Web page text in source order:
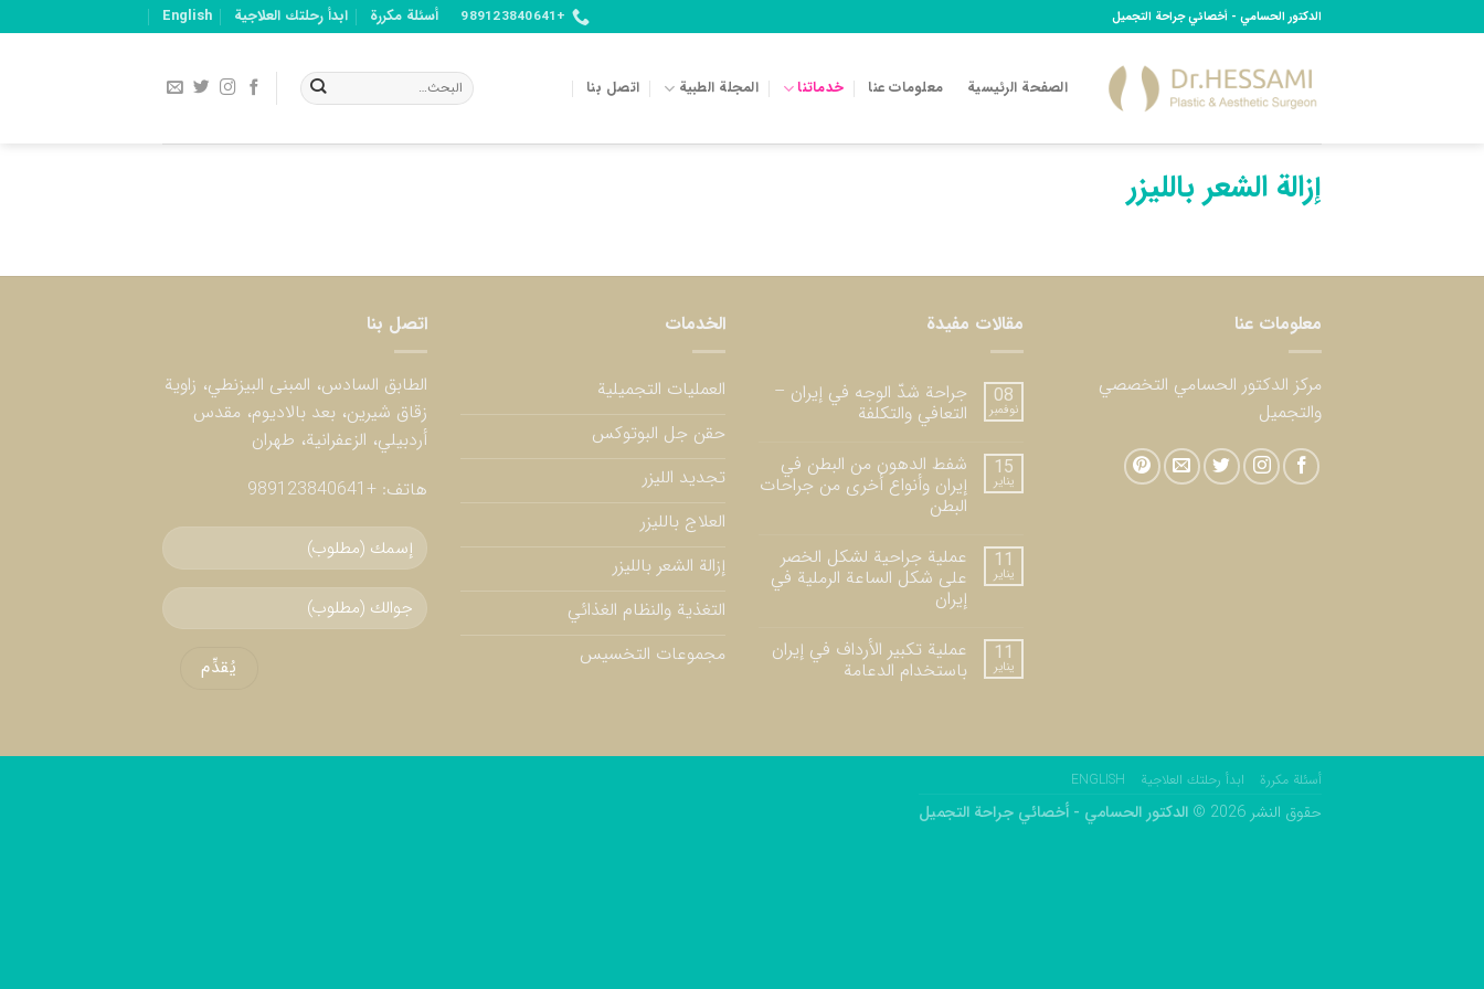
to
الدكتور الحسامي - أخصائي جراحة التجميل +989123840641 أسئلة مكررة ابدأ رحلتك العلاجية English
الصفحة الرئيسية معلومات عنا خدماتنا المجلة الطبية اتصل بنا
إزالة الشعر بالليزر
معلومات عنا
مركز الدكتور الحسامي التخصصي
والتجميل
مقالات مفيدة
08
نوفمبر
جراحة شدّ الوجه في إيران –
التعافي والتكلفة
15
يناير
شفط الدهون من البطن في
إيران وأنواع أخرى من جراحات
البطن
11
يناير
عملية جراحية لشكل الخصر
على شكل الساعة الرملية في
إيران
11
يناير
عملية تكبير الأرداف في إيران
باستخدام الدعامة
الخدمات
العمليات التجميلية
حقن جل البوتوكس
تجديد الليزر
العلاج بالليزر
إزالة الشعر بالليزر
التغذية والنظام الغذائي
مجموعات التخسيس
اتصل بنا
الطابق السادس، المبنى البيزنطي، زاوية
زقاق شيرين، بعد بالاديوم، مقدس
أردبيلي، الزعفرانية، طهران
هاتف: +989123840641
أسئلة مكررة ابدأ رحلتك العلاجية ENGLISH
حقوق النشر 2026 © الدكتور الحسامي - أخصائي جراحة التجميل